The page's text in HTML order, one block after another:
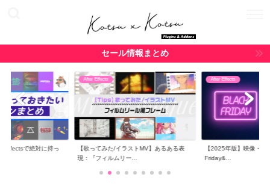
セール情報まとめ
Effectsで絶対に持っ
After Effects
【歌ってみた/イラストMV】あるある表
現：『フィルムリー...
After Effects
【2025年版】映像・
Friday&...